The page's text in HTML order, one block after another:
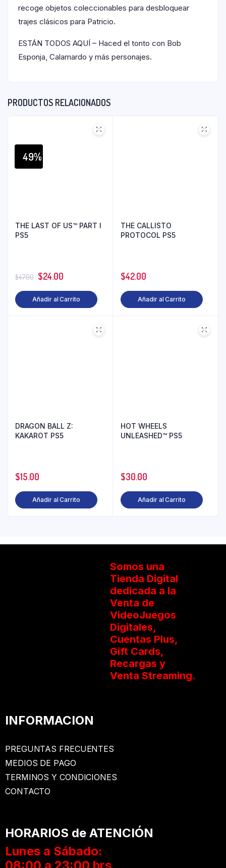
recoge objetos coleccionables para desbloquear
trajes clásicos para Patricio.
ESTÁN TODOS AQUÍ – Haced el tonto con Bob
Esponja, Calamardo y más personajes.
PRODUCTOS RELACIONADOS
49%
THE LAST OF US™ PART I
PS5
$47.00 $24.00
Añadir al Carrito
THE CALLISTO
PROTOCOL PS5
$42.00
Añadir al Carrito
DRAGON BALL Z:
KAKAROT PS5
$15.00
Añadir al Carrito
HOT WHEELS
UNLEASHED™ PS5
$30.00
Añadir al Carrito
Somos una
Tienda Digital
dedicada a la
Venta de
VideoJuegos
Digitales,
Cuentas Plus,
Gift Cards,
Recargas y
Venta Streaming.
INFORMACION
PREGUNTAS FRECUENTES
MEDIOS DE PAGO
TERMINOS Y CONDICIONES
CONTACTO
HORARIOS de ATENCIÓN
Lunes a Sábado: